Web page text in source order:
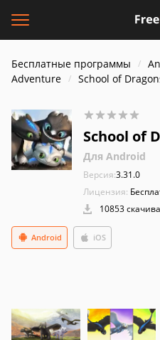
Бесплатные программы
Adventure
School of
School of
Для Android
Версия:3.31.0
Лицензия:
10853
Android iOS